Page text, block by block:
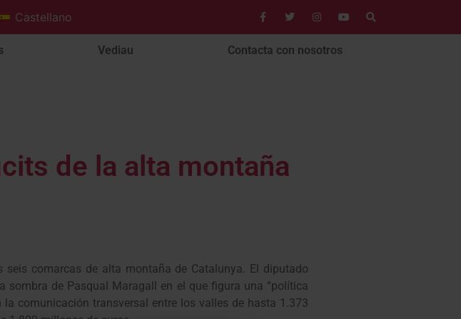
Castellano
Vediau Contacta con nosotros
de la alta montaña
seis comarcas de alta montaña de Catalunya. El diputado
sombra de Pasqual Maragall en el que figura una “política
comunicación transversal entre los valles de hasta 1.373